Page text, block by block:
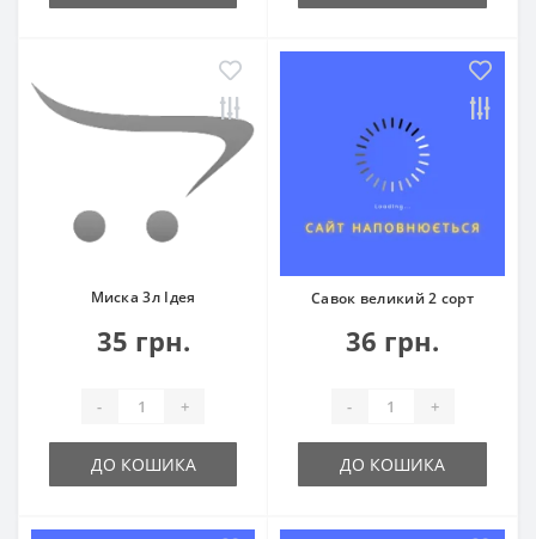
Миска 3л Ідея
35 грн.
- +
ДО КОШИКА
Савок великий 2 сорт
36 грн.
- +
ДО КОШИКА